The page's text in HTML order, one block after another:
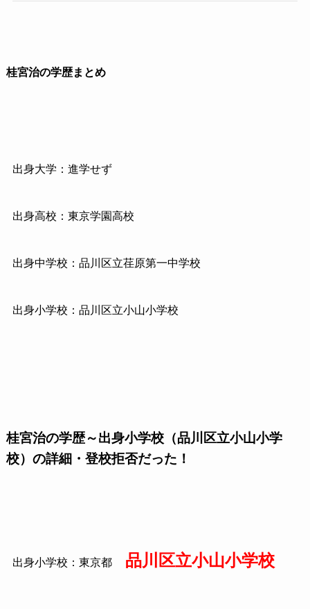
桂宮治の学歴まとめ
出身大学：進学せず
出身高校：東京学園高校
出身中学校：品川区立荏原第一中学校
出身小学校：品川区立小山小学校
桂宮治の学歴～出身小学校（品川区立小山小学
校）の詳細・登校拒否だった！
出身小学校：東京都 品川区立小山小学校